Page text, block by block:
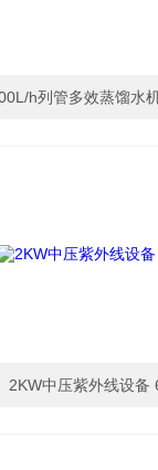
2KW中压紫外线设备